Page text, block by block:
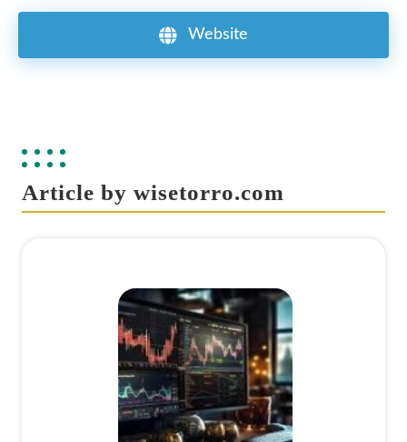
Website
Article by wisetorro.com